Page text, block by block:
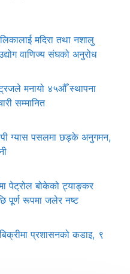
मदिरा तथा नशालु
वाणिज्य संघको अनुरोध
मनायो ४५औँ स्थापना
सम्मानित
ग्यास पसलमा छड्के अनुगमन,
पेट्रोल बोकेको ट्याङ्कर
पूर्ण रूपमा जलेर नष्ट
बिक्रीमा प्रशासनको कडाइ, ९